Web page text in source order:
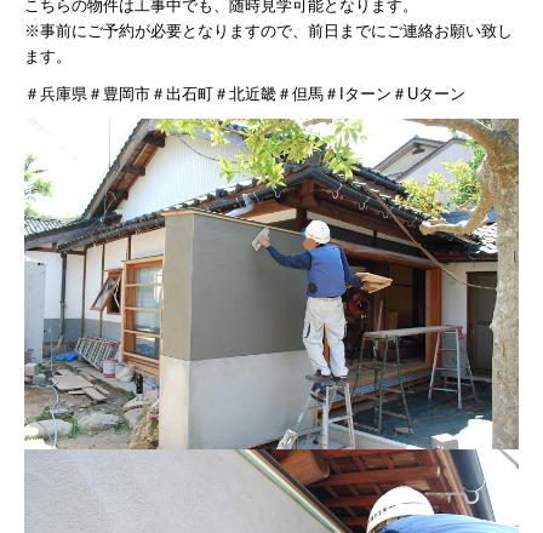
こちらの物件は工事中でも、随時見学可能となります。
※事前にご予約が必要となりますので、前日までにご連絡お願い致し
ます。
＃兵庫県＃豊岡市＃出石町＃北近畿＃但馬＃Iターン＃Uターン